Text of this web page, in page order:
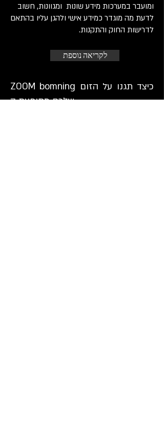
ומועבר במערכות מידע שונות ומגוונות, חשוב
לדעת מה מוגדר כמידע אישי ולהגן עליו בהתאם
לדרישות החוק והתקנות.
לקריאה נוספת
ZOOM bomning כיצד תגנו על הזום
שלכם מתופעת ה